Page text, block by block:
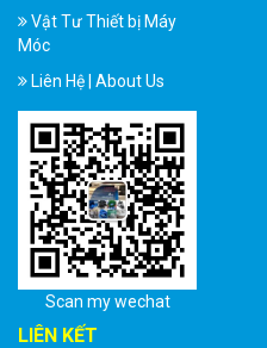
Vật Tư Thiết bị Máy
Móc
Liên Hệ | About Us
Scan my wechat
LIÊN KẾT